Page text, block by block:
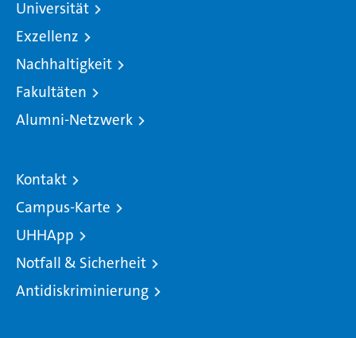
Universität
Exzellenz
Nachhaltigkeit
Fakultäten
Alumni-Netzwerk
Kontakt
Campus-Karte
UHHApp
Notfall & Sicherheit
Antidiskriminierung